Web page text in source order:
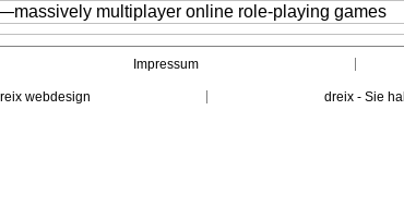
multiplayer online role-playing games
Impressum
webdesign dreix - Sie